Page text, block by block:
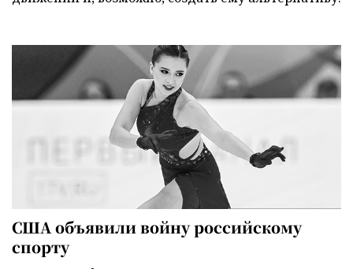
США объявили войну российскому
спорту